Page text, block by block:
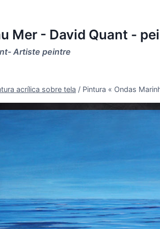
Mer - David Quant -
Artiste peintre
acrílica sobre tela / Pintura « Ondas